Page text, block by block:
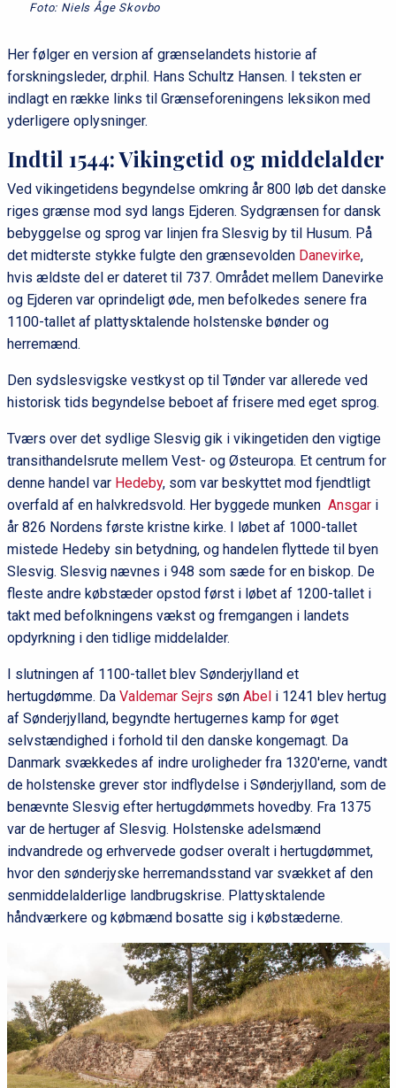
Foto: Niels Åge Skovbo
Her følger en version af grænselandets historie af
forskningsleder, dr.phil. Hans Schultz Hansen. I teksten er
indlagt en række links til Grænseforeningens leksikon med
yderligere oplysninger.
Indtil 1544: Vikingetid og middelalder
Ved vikingetidens begyndelse omkring år 800 løb det danske
riges grænse mod syd langs Ejderen. Sydgrænsen for dansk
bebyggelse og sprog var linjen fra Slesvig by til Husum. På
det midterste stykke fulgte den grænsevolden Danevirke,
hvis ældste del er dateret til 737. Området mellem Danevirke
og Ejderen var oprindeligt øde, men befolkedes senere fra
1100-tallet af plattysktalende holstenske bønder og
herremænd.
Den sydslesvigske vestkyst op til Tønder var allerede ved
historisk tids begyndelse beboet af frisere med eget sprog.
Tværs over det sydlige Slesvig gik i vikingetiden den vigtige
transithandelsrute mellem Vest- og Østeuropa. Et centrum for
denne handel var Hedeby, som var beskyttet mod fjendtligt
overfald af en halvkredsvold. Her byggede munken Ansgari
år 826 Nordens første kristne kirke. I løbet af 1000-tallet
mistede Hedeby sin betydning, og handelen flyttede til byen
Slesvig. Slesvig nævnes i 948 som sæde for en biskop. De
fleste andre købstæder opstod først i løbet af 1200-tallet i
takt med befolkningens vækst og fremgangen i landets
opdyrkning i den tidlige middelalder.
I slutningen af 1100-tallet blev Sønderjylland et
hertugdømme. Da Valdemar Sejrs søn Abel i 1241 blev hertug
af Sønderjylland, begyndte hertugernes kamp for øget
selvstændighed i forhold til den danske kongemagt. Da
Danmark svækkedes af indre uroligheder fra 1320'erne, vandt
de holstenske grever stor indflydelse i Sønderjylland, som de
benævnte Slesvig efter hertugdømmets hovedby. Fra 1375
var de hertuger af Slesvig. Holstenske adelsmænd
indvandrede og erhvervede godser overalt i hertugdømmet,
hvor den sønderjyske herremandsstand var svækket af den
senmiddelalderlige landbrugskrise. Plattysktalende
håndværkere og købmænd bosatte sig i købstæderne.